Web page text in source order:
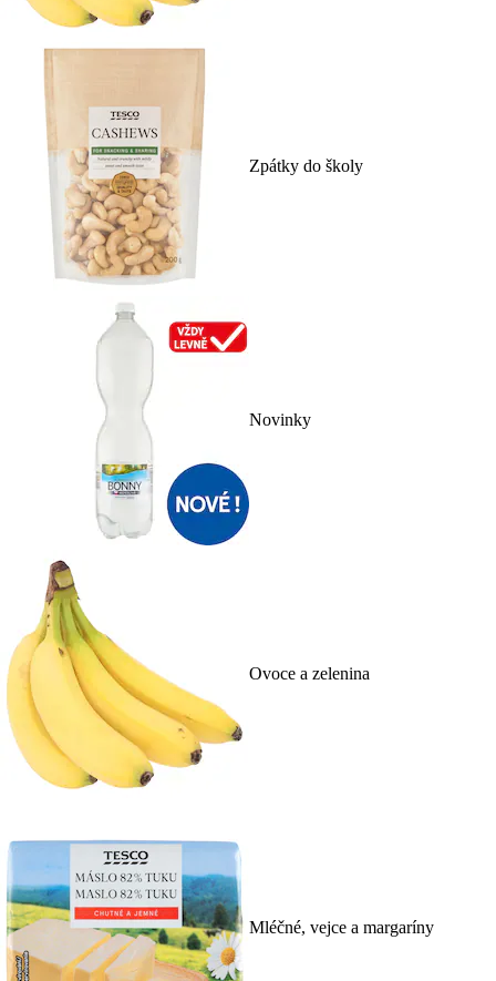
Zpátky do školy
Novinky
Ovoce a zelenina
Mléčné, vejce a margaríny